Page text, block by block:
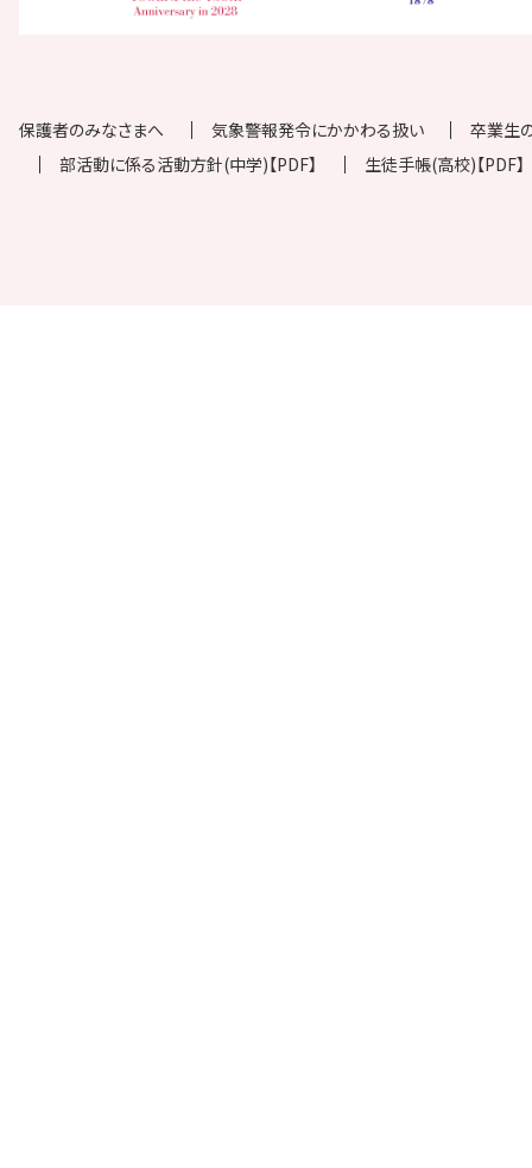
保護者のみなさまへ 気象警報発令にかかわる扱い
卒業生
部活動に係る活動方針(中学)【PDF】
生徒手帳(高校)【PDF】